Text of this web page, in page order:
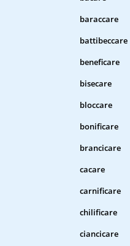
baraccare
battibeccare
beneficare
bisecare
bloccare
bonificare
brancicare
cacare
carnificare
chilificare
ciancicare